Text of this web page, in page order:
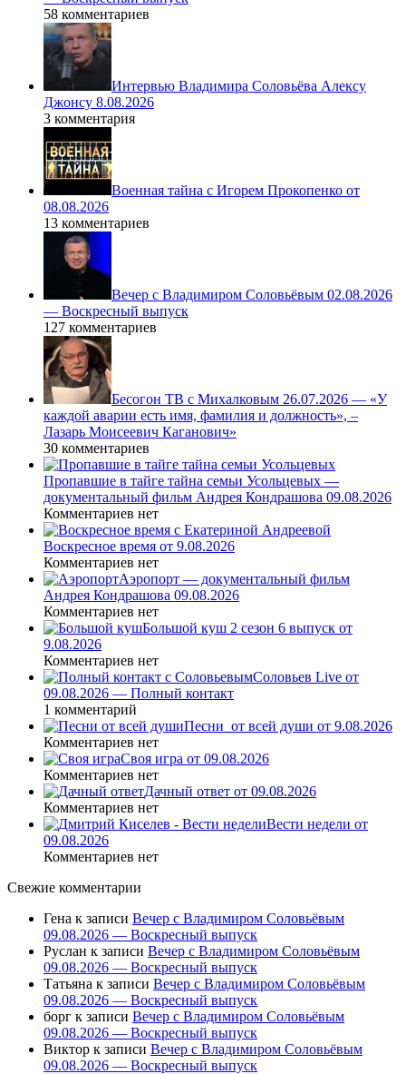
58 комментариев
Интервью Владимира Соловьёва Алексу
Джонсу 8.08.2026
3 комментария
Военная тайна с Игорем Прокопенко от
08.08.2026
13 комментариев
Вечер с Владимиром Соловьёвым 02.08.2026
— Воскресный выпуск
127 комментариев
Бесогон ТВ с Михалковым 26.07.2026 — «У
каждой аварии есть имя, фамилия и должность», –
Лазарь Моисеевич Каганович»
30 комментариев
Пропавшие в тайге тайна семьи Усольцевых —
документальный фильм Андрея Кондрашова 09.08.2026
Комментариев нет
Воскресное время от 9.08.2026
Комментариев нет
Аэропорт — документальный фильм
Андрея Кондрашова 09.08.2026
Комментариев нет
Большой куш 2 сезон 6 выпуск от
9.08.2026
Комментариев нет
Соловьев Live от
09.08.2026 — Полный контакт
1 комментарий
Песни_от всей души от 9.08.2026
Комментариев нет
Своя игра от 09.08.2026
Комментариев нет
Дачный ответ от 09.08.2026
Комментариев нет
Вести недели от
09.08.2026
Комментариев нет
Свежие комментарии
Гена к записи Вечер с Владимиром Соловьёвым
09.08.2026 — Воскресный выпуск
Руслан к записи Вечер с Владимиром Соловьёвым
09.08.2026 — Воскресный выпуск
Татьяна к записи Вечер с Владимиром Соловьёвым
09.08.2026 — Воскресный выпуск
борг к записи Вечер с Владимиром Соловьёвым
09.08.2026 — Воскресный выпуск
Виктор к записи Вечер с Владимиром Соловьёвым
09.08.2026 — Воскресный выпуск